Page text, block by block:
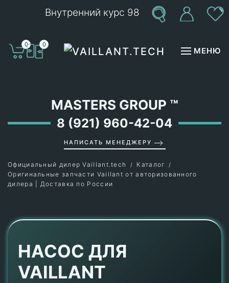
Внутренний курс 98
0 0
МЕНЮ
MASTERS GROUP ™
8 (921) 960-42-04
НАПИСАТЬ МЕНЕДЖЕРУ
Официальный дилер Vaillant.tech
Каталог
Оригинальные запчасти Vaillant от авторизованного
дилера | Доставка по России
НАСОС ДЛЯ
VAILLANT